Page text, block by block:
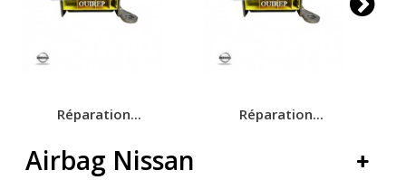
Réparation... Réparation...
Airbag Nissan